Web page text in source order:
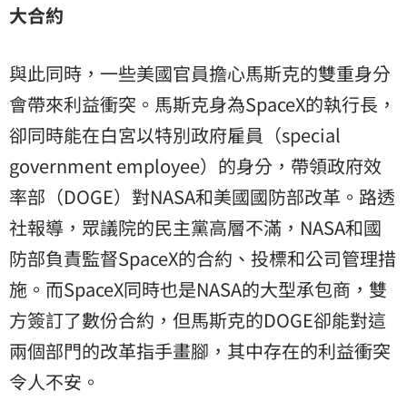
大合約
與此同時，一些美國官員擔心馬斯克的雙重身分
會帶來利益衝突。馬斯克身為SpaceX的執行長，
卻同時能在白宮以特別政府雇員（special
government employee）的身分，帶領政府效
率部（DOGE）對NASA和美國國防部改革。路透
社報導，眾議院的民主黨高層不滿，NASA和國
防部負責監督SpaceX的合約、投標和公司管理措
施。而SpaceX同時也是NASA的大型承包商，雙
方簽訂了數份合約，但馬斯克的DOGE卻能對這
兩個部門的改革指手畫腳，其中存在的利益衝突
令人不安。